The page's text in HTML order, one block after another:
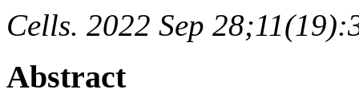
Cells. 2022 Sep
Abstract